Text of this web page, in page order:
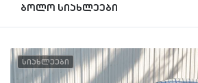
ბოლო სიახლეები
სიახლეები